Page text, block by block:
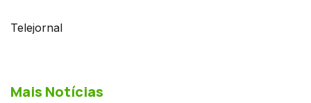
Telejornal
Mais Notícias